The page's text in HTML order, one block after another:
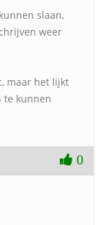
slaan,
weer
maar het lijkt
te kunnen
0